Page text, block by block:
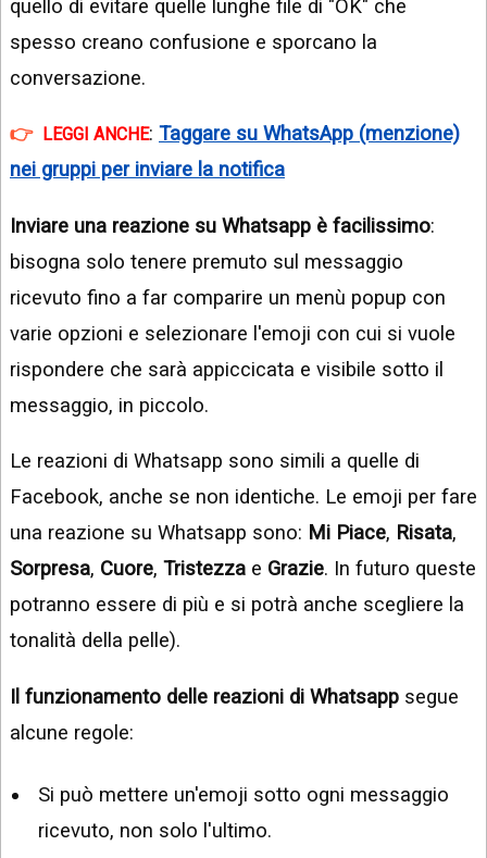
quello di evitare quelle lunghe file di "OK" che
spesso creano confusione e sporcano la
conversazione.
LEGGI ANCHE: Taggare su WhatsApp (menzione)
nei gruppi per inviare la notifica
Inviare una reazione su Whatsapp è facilissimo:
bisogna solo tenere premuto sul messaggio
ricevuto fino a far comparire un menù popup con
varie opzioni e selezionare l'emoji con cui si vuole
rispondere che sarà appiccicata e visibile sotto il
messaggio, in piccolo.
Le reazioni di Whatsapp sono simili a quelle di
Facebook, anche se non identiche. Le emoji per fare
una reazione su Whatsapp sono: Mi Piace, Risata,
Sorpresa, Cuore, Tristezza e Grazie. In futuro queste
potranno essere di più e si potrà anche scegliere la
tonalità della pelle).
Il funzionamento delle reazioni di Whatsapp segue
alcune regole:
Si può mettere un'emoji sotto ogni messaggio
ricevuto, non solo l'ultimo.